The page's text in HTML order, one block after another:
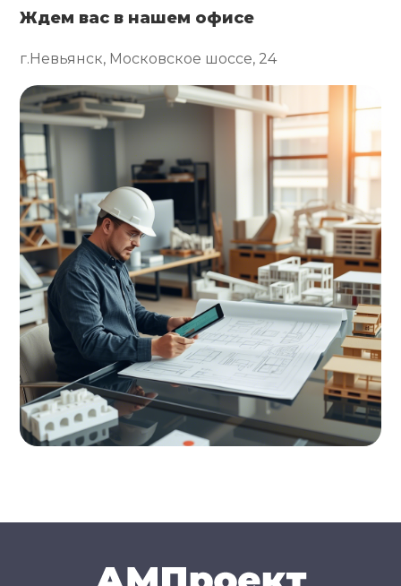
Ждем вас в нашем офисе
г.Невьянск, Московское шоссе, 24